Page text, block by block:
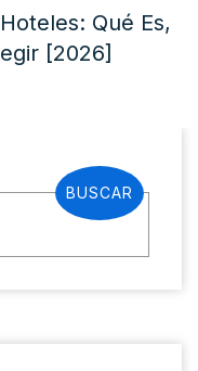
Qué Es,
[2026]
BUSCAR